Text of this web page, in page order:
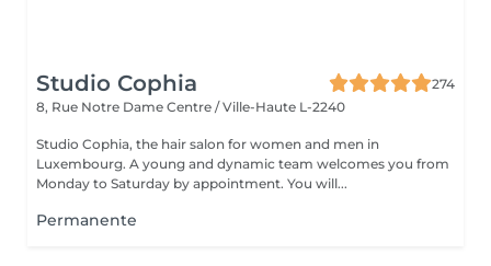
Studio Cophia
274
8, Rue Notre Dame Centre / Ville-Haute L-2240
Studio Cophia, the hair salon for women and men in
Luxembourg. A young and dynamic team welcomes you from
Monday to Saturday by appointment. You will...
Permanente